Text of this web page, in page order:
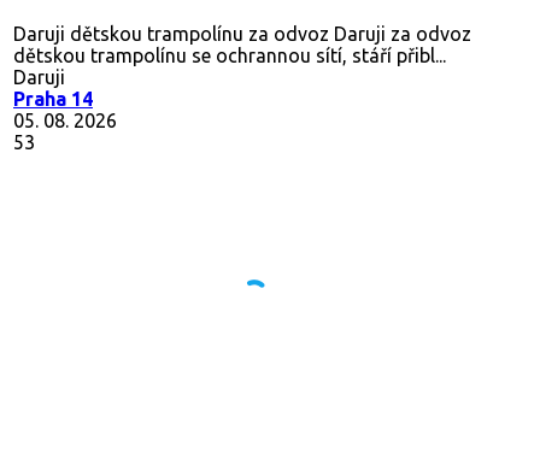
Daruji dětskou trampolínu za odvoz Daruji za odvoz
dětskou trampolínu se ochrannou sítí, stáří přibl...
Daruji
Praha 14
05. 08. 2026
53